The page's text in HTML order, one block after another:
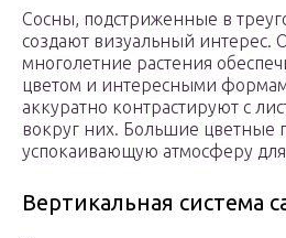
Сосны, подстриженные в
создают визуальный интерес.
многолетние растения
цветом и интересными
аккуратно контрастируют с
вокруг них. Большие цветные
успокаивающую атмосферу для
Вертикальная система